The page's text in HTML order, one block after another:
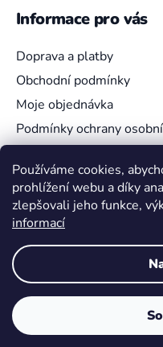
Používáme cookies,
prohlížení webu a díky
zlepšovali jeho funkce,
informací
Informace pro vás
Doprava a platby
Obchodní podmínky
Moje objednávka
Podmínky ochrany
Vyhledávání
Copyright 2026